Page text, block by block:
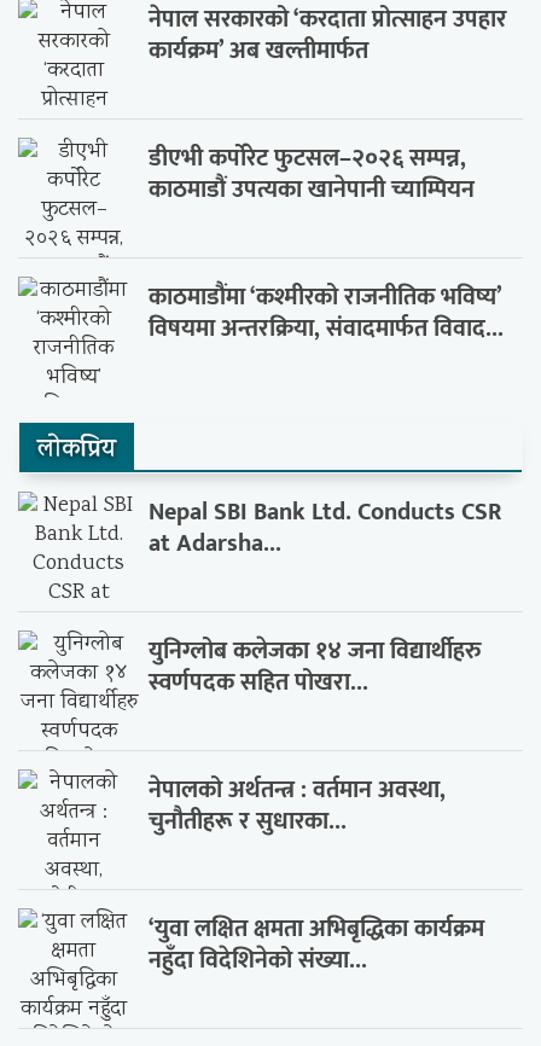
नेपाल सरकारको ‘करदाता प्रोत्साहन उपहार
कार्यक्रम’ अब खल्तीमार्फत
डीएभी कर्पोरेट फुटसल–२०२६ सम्पन्न,
काठमाडौं उपत्यका खानेपानी च्याम्पियन
काठमाडौंमा ‘कश्मीरको राजनीतिक भविष्य’
विषयमा अन्तरक्रिया, संवादमार्फत विवाद...
लाेकप्रिय
Nepal SBI Bank Ltd. Conducts CSR
at Adarsha...
युनिग्लोब कलेजका १४ जना विद्यार्थीहरु
स्वर्णपदक सहित पोखरा...
नेपालको अर्थतन्त्र : वर्तमान अवस्था,
चुनौतीहरू र सुधारका...
‘युवा लक्षित क्षमता अभिबृद्धिका कार्यक्रम
नहुँदा विदेशिनेको संख्या...